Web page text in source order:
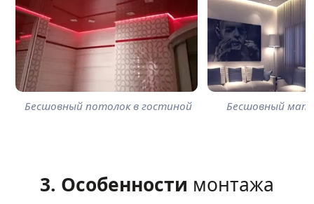
Бесшовный потолок в гостиной Бесшовный
3. Особенности монтажа